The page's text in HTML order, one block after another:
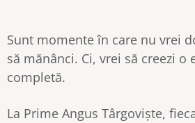
Sunt momente în care nu vrei
să mănânci. Ci, vrei să creezi o
completă.
La Prime Angus Târgoviște,